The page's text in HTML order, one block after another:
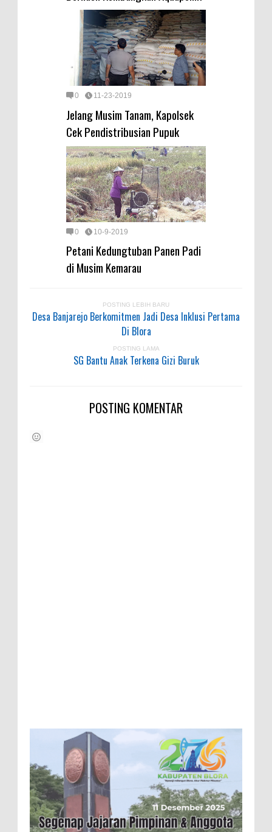
0 11-23-2019
Jelang Musim Tanam, Kapolsek
Cek Pendistribusian Pupuk
0 10-9-2019
Petani Kedungtuban Panen Padi
di Musim Kemarau
POSTING LEBIH BARU
Desa Banjarejo Berkomitmen Jadi Desa Inklusi Pertama
Di Blora
POSTING LAMA
SG Bantu Anak Terkena Gizi Buruk
POSTING KOMENTAR